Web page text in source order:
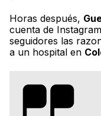
Horas después,
cuenta de
seguidores las
a un hospital en